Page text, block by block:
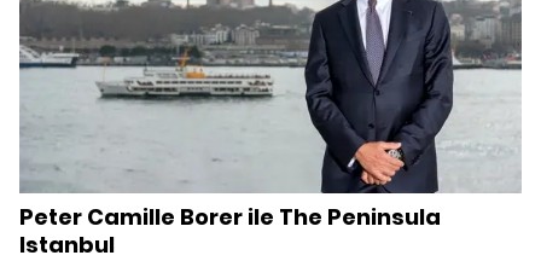
Peter Camille Borer ile The Peninsula
Istanbul